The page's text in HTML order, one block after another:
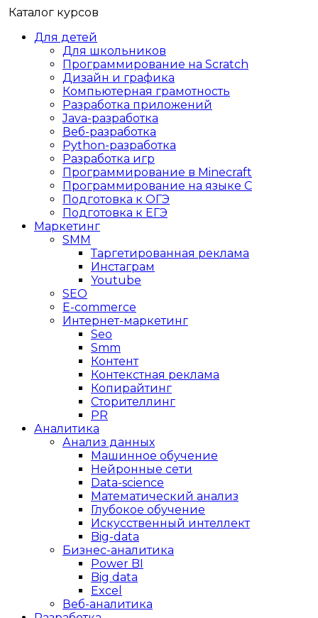
Каталог курсов
Для детей
Для школьников
Программирование на Scratch
Дизайн и графика
Компьютерная грамотность
Разработка приложений
Java-разработка
Веб-разработка
Python-разработка
Разработка игр
Программирование в Minecraft
Программирование на языке C
Подготовка к ОГЭ
Подготовка к ЕГЭ
Маркетинг
SMM
Таргетированная реклама
Инстаграм
Youtube
SEO
E-сommerce
Интернет-маркетинг
Seo
Smm
Контент
Контекстная реклама
Копирайтинг
Сторителлинг
PR
Аналитика
Анализ данных
Машинное обучение
Нейронные сети
Data-science
Математический анализ
Глубокое обучение
Искусственный интеллект
Big-data
Бизнес-аналитика
Power BI
Big data
Excel
Веб-аналитика